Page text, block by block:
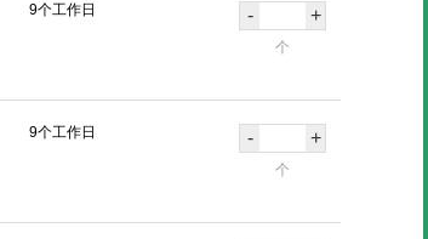
9个工作日 - +
个
9个工作日 - +
个